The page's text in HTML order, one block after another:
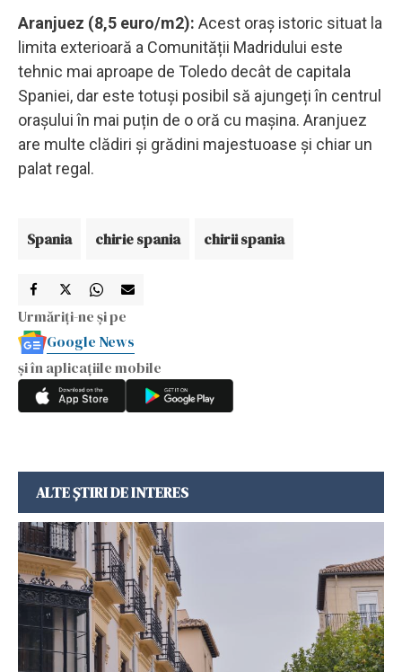
Aranjuez (8,5 euro/m2): Acest oraș istoric situat la
limita exterioară a Comunității Madridului este
tehnic mai aproape de Toledo decât de capitala
Spaniei, dar este totuși posibil să ajungeți în centrul
orașului în mai puțin de o oră cu mașina. Aranjuez
are multe clădiri și grădini majestuoase și chiar un
palat regal.
Spania chirie spania chirii spania
Urmăriți-ne și pe
Google News
și în aplicațiile mobile
ALTE ȘTIRI DE INTERES